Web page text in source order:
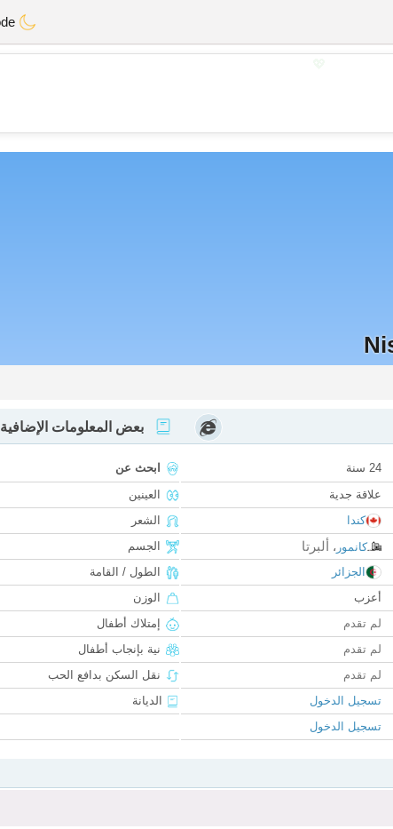
24 سنة
علاقة جدية
كندا
كانمور ، ألبرتا
الجزائر
أعزب
لم تقدم
لم تقدم
لم تقدم
تسجيل الدخول
تسجيل الدخول
بعض المعلومات الإضافية
ابحث عن
العينين
الشعر
الجسم
الطول / القامة
الوزن
إمتلاك أطفال
نية بإنجاب أطفال
نقل السكن بدافع الحب
الديانة